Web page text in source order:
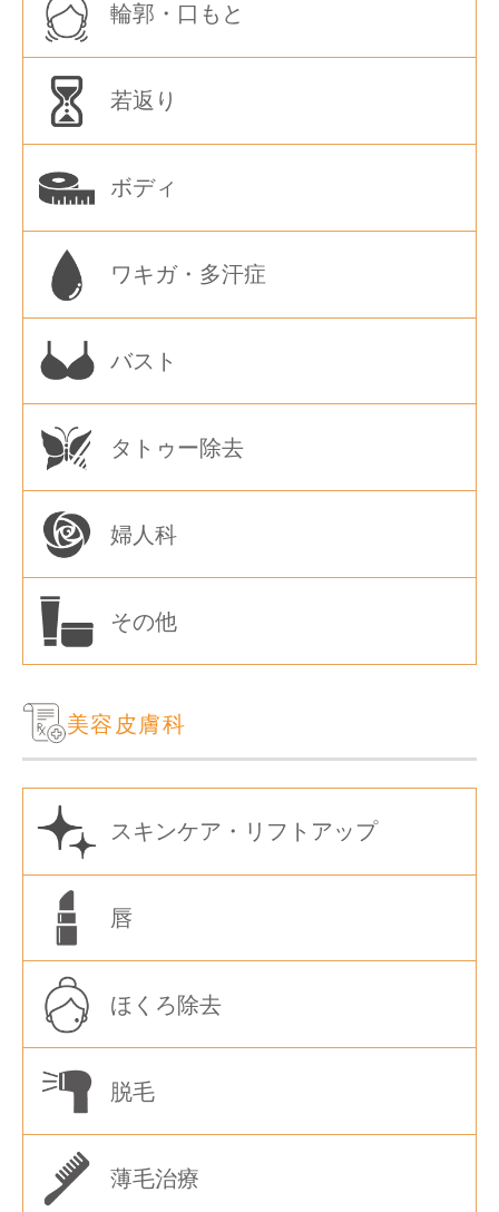
輪郭・口もと
若返り
ボディ
ワキガ・多汗症
バスト
タトゥー除去
婦人科
その他
美容皮膚科
スキンケア・リフトアップ
唇
ほくろ除去
脱毛
薄毛治療